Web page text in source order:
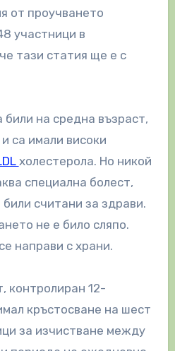
от проучването
участници в
тази статия ще е с
били на средна възраст,
са имали високи
холестерола. Но никой
специална болест,
считани за здрави.
не е било сляпо.
направи с храни.
контролиран 12-
кръстосване на шест
за изчистване между